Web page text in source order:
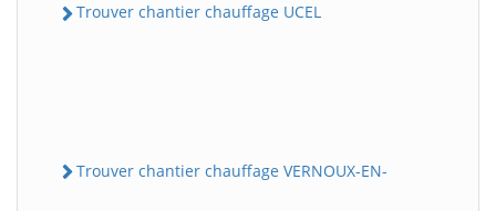
Trouver chantier chauffage UCEL
Trouver chantier chauffage VERNOUX-EN-